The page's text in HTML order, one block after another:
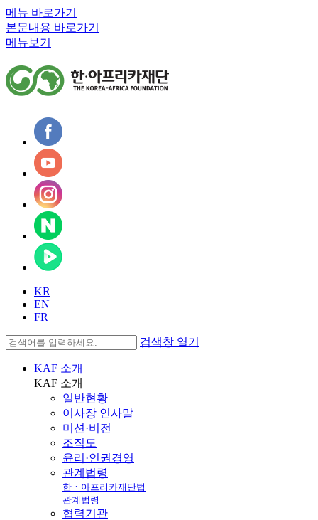
메뉴 바로가기
본문내용 바로가기
메뉴보기
KR
EN
FR
검색창 열기
KAF 소개
KAF 소개
일반현황
이사장 인사말
미션·비전
조직도
윤리·인권경영
관계법령
한ㆍ아프리카재단법
관계법령
협력기관